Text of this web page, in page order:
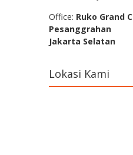
Office: Ruko Grand
Pesanggrahan
Jakarta Selatan
Lokasi Kami